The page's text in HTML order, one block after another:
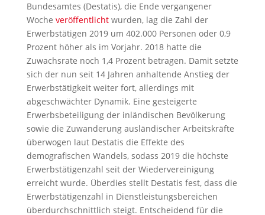
Bundesamtes (Destatis), die Ende vergangener
Woche veröffentlichtwurden, lag die Zahl der
Erwerbstätigen 2019 um 402.000 Personen oder 0,9
Prozent höher als im Vorjahr. 2018 hatte die
Zuwachsrate noch 1,4 Prozent betragen. Damit setzte
sich der nun seit 14 Jahren anhaltende Anstieg der
Erwerbstätigkeit weiter fort, allerdings mit
abgeschwächter Dynamik. Eine gesteigerte
Erwerbsbeteiligung der inländischen Bevölkerung
sowie die Zuwanderung ausländischer Arbeitskräfte
überwogen laut Destatis die Effekte des
demografischen Wandels, sodass 2019 die höchste
Erwerbstätigenzahl seit der Wiedervereinigung
erreicht wurde. Überdies stellt Destatis fest, dass die
Erwerbstätigenzahl in Dienstleistungsbereichen
überdurchschnittlich steigt. Entscheidend für die